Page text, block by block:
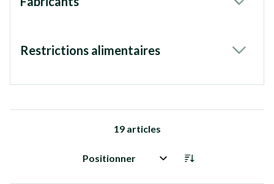
Restrictions alimentaires
19articles
Trier par: